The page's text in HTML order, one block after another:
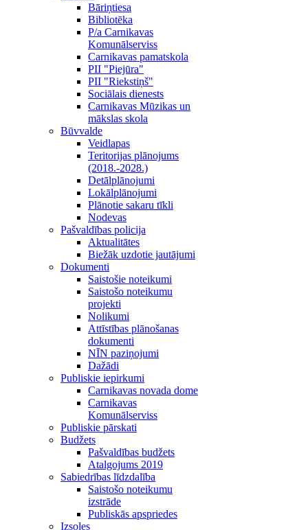
Bāriņtiesa
Bibliotēka
P/a Carnikavas
Komunālserviss
Carnikavas pamatskola
PII "Piejūra"
PII "Riekstiņš"
Sociālais dienests
Carnikavas Mūzikas un
mākslas skola
Būvvalde
Veidlapas
Teritorijas plānojums
(2018.-2028.)
Detālplānojumi
Lokālplānojumi
Plānotie sakaru tīkli
Nodevas
Pašvaldības policija
Aktualitātes
Biežāk uzdotie jautājumi
Dokumenti
Saistošie noteikumi
Saistošo noteikumu
projekti
Nolikumi
Attīstības plānošanas
dokumenti
NĪN paziņojumi
Dažādi
Publiskie iepirkumi
Carnikavas novada dome
Carnikavas
Komunālserviss
Publiskie pārskati
Budžets
Pašvaldības budžets
Atalgojums 2019
Sabiedrības līdzdalība
Saistošo noteikumu
izstrāde
Publiskās apspriedes
Izsoles